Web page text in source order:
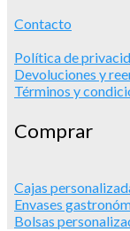
Contacto
Política de
Devoluciones y
Términos y
Comprar
Cajas
Envases
Bolsas